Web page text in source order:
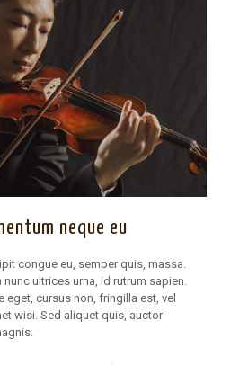
neque eu
congue eu, semper quis, massa.
nunc ultrices urna, id rutrum sapien.
eget, cursus non, fringilla est, vel
wisi. Sed aliquet quis, auctor